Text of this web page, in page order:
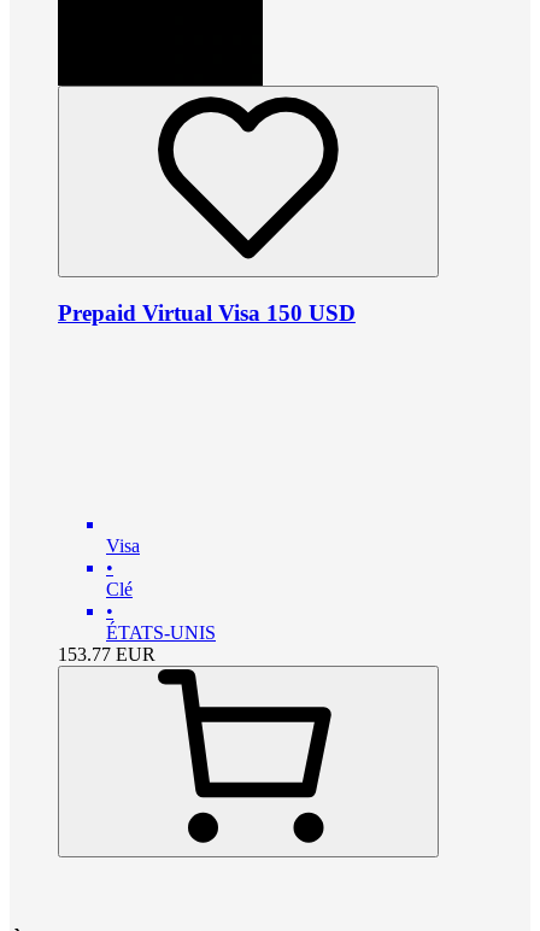
Prepaid Virtual Visa 150 USD
Visa
•
Clé
•
ÉTATS-UNIS
153.77 EUR